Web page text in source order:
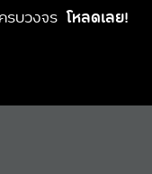
รบวงจร โหลดเลย!